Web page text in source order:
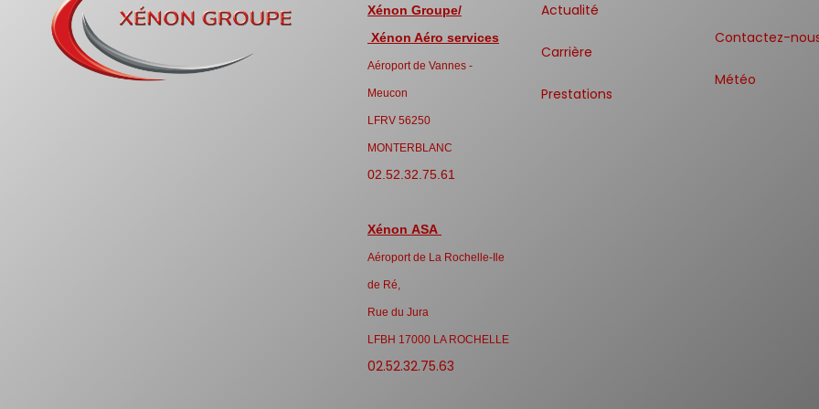
Xénon Groupe/
Xénon Aéro services
Aéroport de Vannes -
Meucon
LFRV 56250
MONTERBLANC
02.52.32.75.61
Xénon ASA
Aéroport de La Rochelle-Ile
de Ré,
Rue du Jura
LFBH 17000 LA ROCHELLE
02.52.32.75.63
Actualité
Carrière
Prestations
Contactez-
Météo